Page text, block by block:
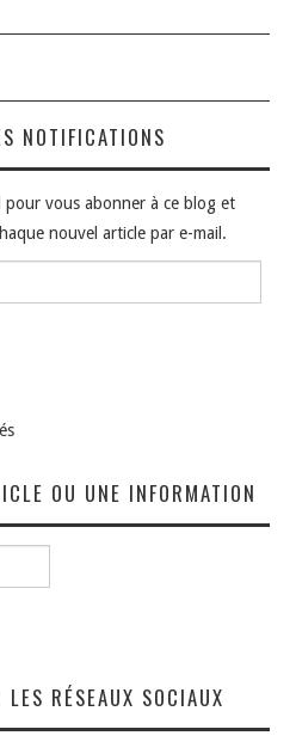
NOTIFICATIONS
pour vous abonner à ce blog et
nouvel article par e-mail.
OU UNE INFORMATION
RÉSEAUX SOCIAUX